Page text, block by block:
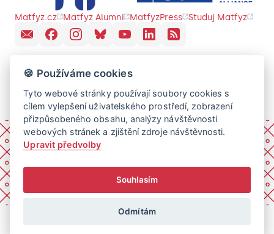
Matfyz.cz Matfyz Alumni MatfyzPress Studuj Matfyz
🍪 Používáme cookies
Tyto webové stránky používají soubory cookies s
cílem vylepšení uživatelského prostředí, zobrazení
přizpůsobeného obsahu, analýzy návštěvnosti
webových stránek a zjištění zdroje návštěvnosti.
Upravit předvolby
Souhlasím
Odmítám